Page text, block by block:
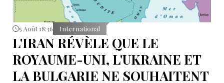
5 Août 18:36 International
L'IRAN RÉVÈLE QUE LE
ROYAUME-UNI, L'UKRAINE ET
LA BULGARIE NE SOUHAITENT